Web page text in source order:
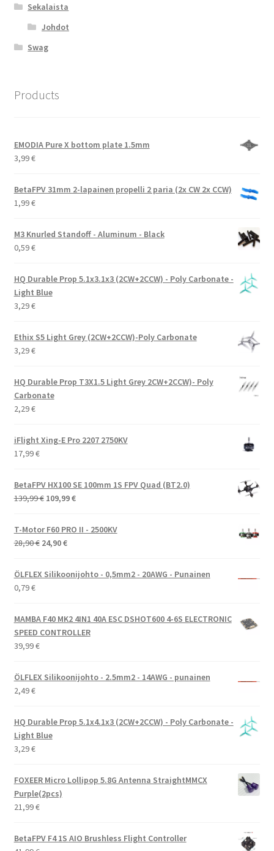
Sekalaista
Johdot
Swag
Products
EMODIA Pure X bottom plate 1.5mm
3,99€
BetaFPV 31mm 2-lapainen propelli 2 paria (2x CW 2x CCW)
1,99€
M3 Knurled Standoff - Aluminum - Black
0,59€
HQ Durable Prop 5.1x3.1x3 (2CW+2CCW) - Poly Carbonate -
Light Blue
3,29€
Ethix S5 Light Grey (2CW+2CCW)-Poly Carbonate
3,29€
HQ Durable Prop T3X1.5 Light Grey 2CW+2CCW)- Poly
Carbonate
2,29€
iFlight Xing-E Pro 2207 2750KV
17,99€
BetaFPV HX100 SE 100mm 1S FPV Quad (BT2.0)
139,99€ Alkuperäinen
oli:
139,99 €.
109,99€Nykyinen
on:
T-Motor F60 PRO II - 2500KV
28,90€ Alkuperäinen
oli:
24,90€Nykyinen
on:
ÖLFLEX Silikoonijohto - 0,5mm2 - 20AWG - Punainen
0,79€
MAMBA F40 MK2 4IN1 40A ESC DSHOT600 4-6S ELECTRONIC
SPEED CONTROLLER
39,99€
ÖLFLEX Silikoonijohto - 2.5mm2 - 14AWG - punainen
2,49€
HQ Durable Prop 5.1x4.1x3 (2CW+2CCW) - Poly Carbonate -
Light Blue
3,29€
FOXEER Micro Lollipop 5.8G Antenna StraightMMCX
Purple(2pcs)
21,99€
BetaFPV F4 1S AIO Brushless Flight Controller